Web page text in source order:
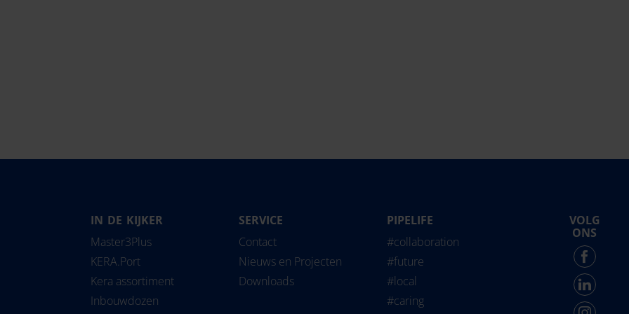
Srbija
Suomi
SoluForce - English
IN DE KIJKER
Master3Plus
KERA.Port
Kera assortiment
Inbouwdozen
SERVICE
Contact
Nieuws en Projecten
Downloads
PIPELIFE
#collaboration
#future
#local
#caring
VOLG
ONS